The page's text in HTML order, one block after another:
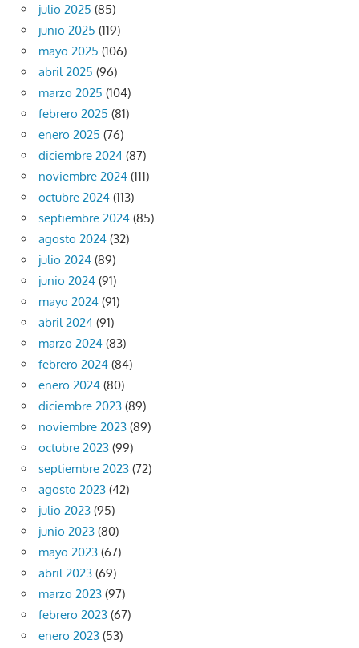
julio 2025 (85)
junio 2025 (119)
mayo 2025 (106)
abril 2025 (96)
marzo 2025 (104)
febrero 2025 (81)
enero 2025 (76)
diciembre 2024 (87)
noviembre 2024 (111)
octubre 2024 (113)
septiembre 2024 (85)
agosto 2024 (32)
julio 2024 (89)
junio 2024 (91)
mayo 2024 (91)
abril 2024 (91)
marzo 2024 (83)
febrero 2024 (84)
enero 2024 (80)
diciembre 2023 (89)
noviembre 2023 (89)
octubre 2023 (99)
septiembre 2023 (72)
agosto 2023 (42)
julio 2023 (95)
junio 2023 (80)
mayo 2023 (67)
abril 2023 (69)
marzo 2023 (97)
febrero 2023 (67)
enero 2023 (53)